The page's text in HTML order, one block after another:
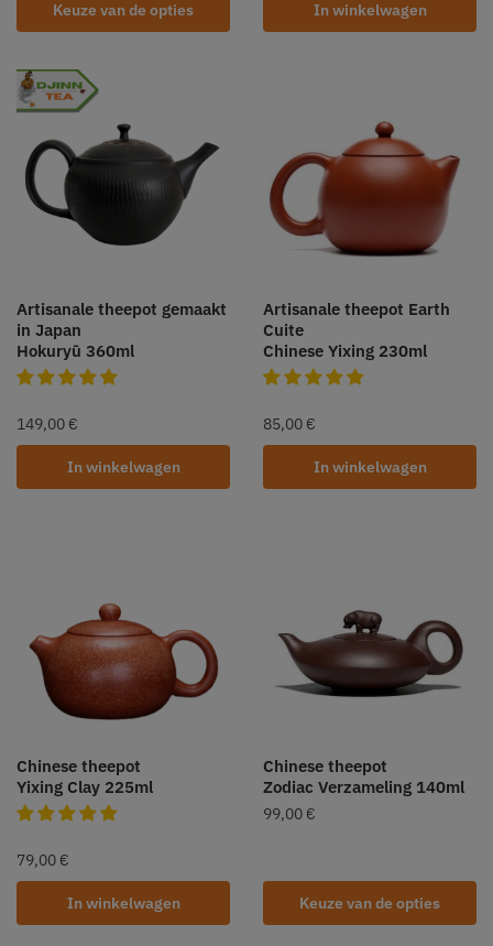
Keuze van de opties In winkelwagen
Artisanale theepot gemaakt
in Japan
Hokuryū 360ml
149,00 €
In winkelwagen
Artisanale theepot Earth
Cuite
Chinese Yixing 230ml
85,00 €
In winkelwagen
Chinese theepot
Yixing Clay 225ml
79,00 €
In winkelwagen
Chinese theepot
Zodiac Verzameling 140ml
99,00 €
Keuze van de opties